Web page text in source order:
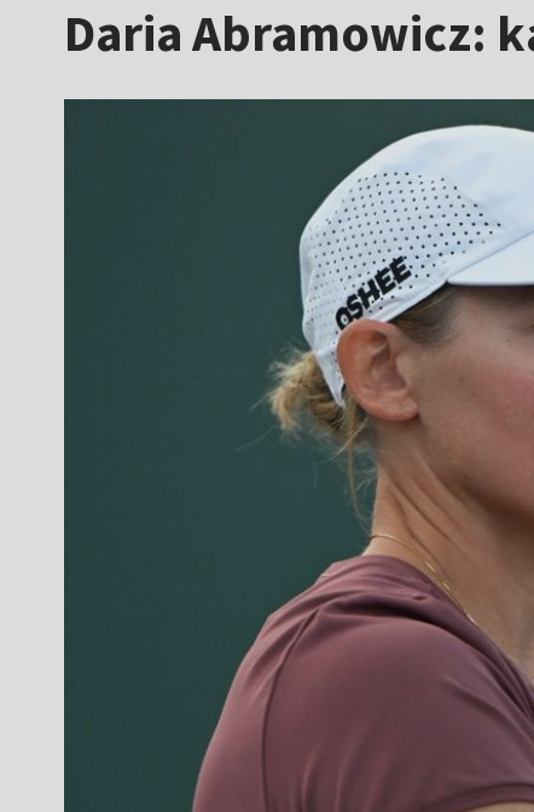
Daria Abramowicz: